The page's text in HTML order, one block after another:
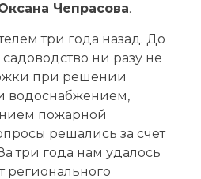
Чепрасова.
три года назад. До
ни разу не
при решении
водоснабжением,
пожарной
решались за счет
три года нам удалось
регионального